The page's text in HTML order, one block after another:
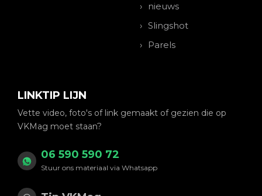
nieuws
Slingshot
Parels
LINKTIP LIJN
Vette video, foto's of link gemaakt of gezien die op
VKMag moet staan?
06 590 590 72
Stuur ons materiaal via Whatsapp